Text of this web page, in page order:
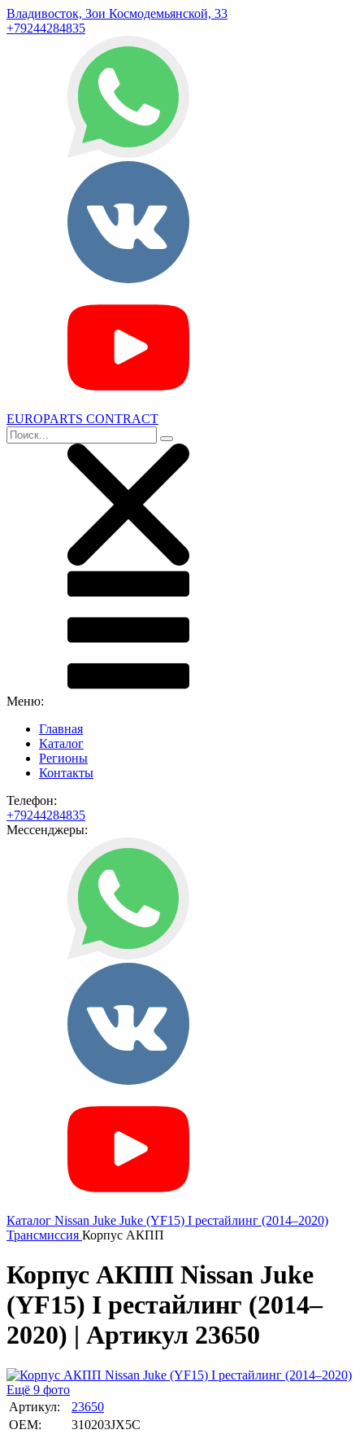
Владивосток, Зои Космодемьянской, 33
+79244284835
EUROPARTS CONTRACT
Меню:
Главная
Каталог
Регионы
Контакты
Телефон:
+79244284835
Мессенджеры:
Каталог Nissan Juke Juke (YF15) I рестайлинг (2014–2020)
Трансмиссия Корпус АКПП
Корпус АКПП Nissan Juke
(YF15) I рестайлинг (2014–
2020) | Артикул 23650
Ещё 9 фото
Артикул:
23650
OEM:
310203JX5C